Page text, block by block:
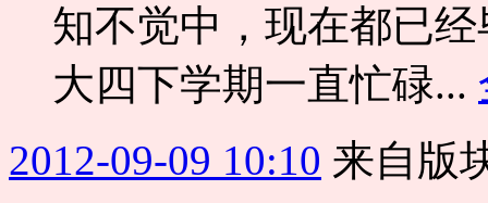
知不觉中，现在都已
大四下学期一直忙碌...
2012-09-09 10:10 来自版